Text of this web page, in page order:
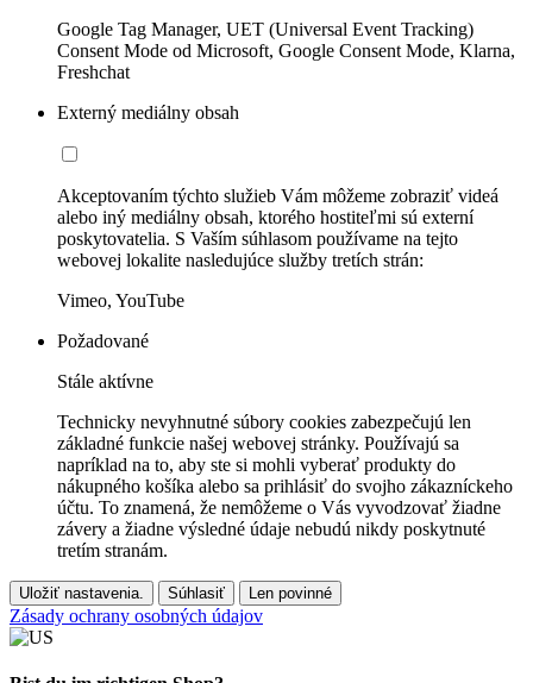
Google Tag Manager, UET (Universal Event Tracking)
Consent Mode od Microsoft, Google Consent Mode, Klarna,
Freshchat
Externý mediálny obsah
Akceptovaním týchto služieb Vám môžeme zobraziť videá
alebo iný mediálny obsah, ktorého hostiteľmi sú externí
poskytovatelia. S Vaším súhlasom používame na tejto
webovej lokalite nasledujúce služby tretích strán:
Vimeo, YouTube
Požadované
Stále aktívne
Technicky nevyhnutné súbory cookies zabezpečujú len
základné funkcie našej webovej stránky. Používajú sa
napríklad na to, aby ste si mohli vyberať produkty do
nákupného košíka alebo sa prihlásiť do svojho zákazníckeho
účtu. To znamená, že nemôžeme o Vás vyvodzovať žiadne
závery a žiadne výsledné údaje nebudú nikdy poskytnuté
tretím stranám.
Uložiť nastavenia. Súhlasiť Len povinné
Zásady ochrany osobných údajov